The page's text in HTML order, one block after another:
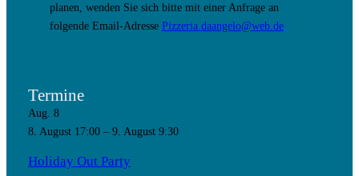
planen, wenden Sie sich bitte mit einer Anfrage an
folgende Email-Adresse Pizzeria.daangelo@web.de
Termine
Aug. 8
8. August 17:00– 9. August 9:30
Holiday Out Party